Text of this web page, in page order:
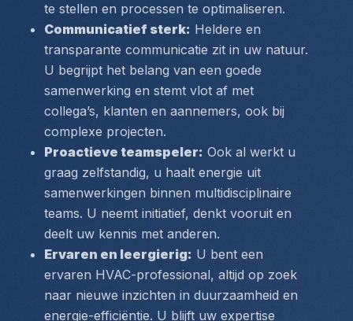
te stellen en processen te optimaliseren.
Communicatief sterk: Heldere en
transparante communicatie zit in uw natuur.
U begrijpt het belang van een goede
samenwerking en stemt vlot af met
collega’s, klanten en aannemers, ook bij
complexe projecten.
Proactieve teamspeler: Ook al werkt u
graag zelfstandig, u haalt energie uit
samenwerkingen binnen multidisciplinaire
teams. U neemt initiatief, denkt vooruit en
deelt uw kennis met anderen.
Ervaren en leergierig: U bent een
ervaren HVAC-professional, altijd op zoek
naar nieuwe inzichten in duurzaamheid en
energie-efficiëntie. U blijft uw expertise